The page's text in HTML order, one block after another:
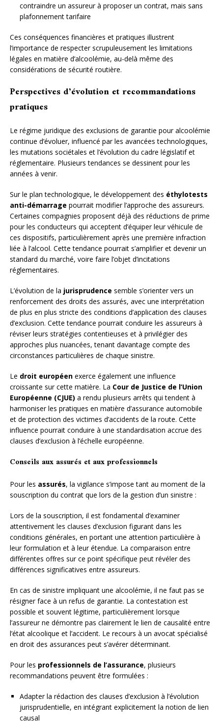
contraindre un assureur à proposer un contrat, mais sans
plafonnement tarifaire
Ces conséquences financières et pratiques illustrent
l’importance de respecter scrupuleusement les limitations
légales en matière d’alcoolémie, au-delà même des
considérations de sécurité routière.
Perspectives d’évolution et recommandations
pratiques
Le régime juridique des exclusions de garantie pour alcoolémie
continue d’évoluer, influencé par les avancées technologiques,
les mutations sociétales et l’évolution du cadre législatif et
réglementaire. Plusieurs tendances se dessinent pour les
années à venir.
Sur le plan technologique, le développement des éthylotests
anti-démarrage pourrait modifier l’approche des assureurs.
Certaines compagnies proposent déjà des réductions de prime
pour les conducteurs qui acceptent d’équiper leur véhicule de
ces dispositifs, particulièrement après une première infraction
liée à l’alcool. Cette tendance pourrait s’amplifier et devenir un
standard du marché, voire faire l’objet d’incitations
réglementaires.
L’évolution de la jurisprudence semble s’orienter vers un
renforcement des droits des assurés, avec une interprétation
de plus en plus stricte des conditions d’application des clauses
d’exclusion. Cette tendance pourrait conduire les assureurs à
réviser leurs stratégies contentieuses et à privilégier des
approches plus nuancées, tenant davantage compte des
circonstances particulières de chaque sinistre.
Le droit européen exerce également une influence
croissante sur cette matière. La Cour de Justice de l’Union
Européenne (CJUE) a rendu plusieurs arrêts qui tendent à
harmoniser les pratiques en matière d’assurance automobile
et de protection des victimes d’accidents de la route. Cette
influence pourrait conduire à une standardisation accrue des
clauses d’exclusion à l’échelle européenne.
Conseils aux assurés et aux professionnels
Pour les assurés, la vigilance s’impose tant au moment de la
souscription du contrat que lors de la gestion d’un sinistre :
Lors de la souscription, il est fondamental d’examiner
attentivement les clauses d’exclusion figurant dans les
conditions générales, en portant une attention particulière à
leur formulation et à leur étendue. La comparaison entre
différentes offres sur ce point spécifique peut révéler des
différences significatives entre assureurs.
En cas de sinistre impliquant une alcoolémie, il ne faut pas se
résigner face à un refus de garantie. La contestation est
possible et souvent légitime, particulièrement lorsque
l’assureur ne démontre pas clairement le lien de causalité entre
l’état alcoolique et l’accident. Le recours à un avocat spécialisé
en droit des assurances peut s’avérer déterminant.
Pour les professionnels de l’assurance, plusieurs
recommandations peuvent être formulées :
Adapter la rédaction des clauses d’exclusion à l’évolution
jurisprudentielle, en intégrant explicitement la notion de lien
causal